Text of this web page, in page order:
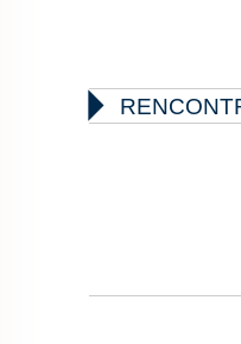
